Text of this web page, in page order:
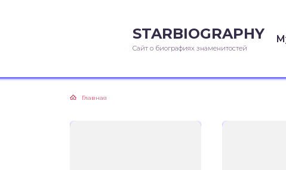
STARBIOGRAPHY
Сайт о биографиях знаменитостей
Главная